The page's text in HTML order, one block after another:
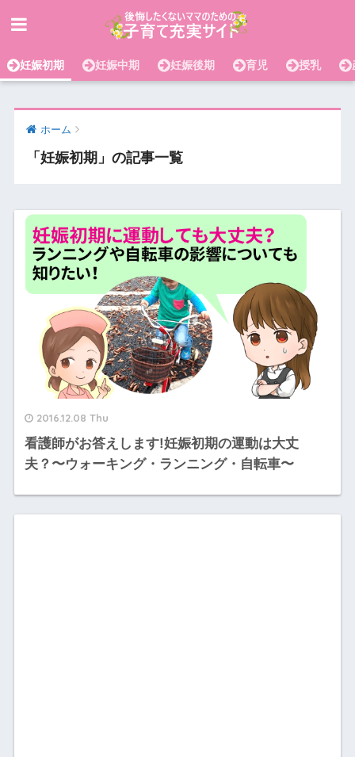
妊娠初期 妊娠中期 妊娠後期 育児 授乳
ホーム
「妊娠初期」の記事一覧
2016.12.08 Thu
看護師がお答えします!妊娠初期の運動は大丈
夫？〜ウォーキング・ランニング・自転車〜